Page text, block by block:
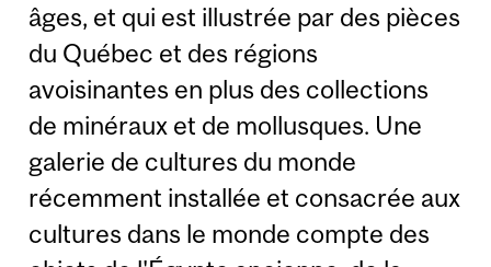
âges, et qui est illustrée par des pièces
du Québec et des régions
avoisinantes en plus des collections
de minéraux et de mollusques. Une
galerie de cultures du monde
récemment installée et consacrée aux
cultures dans le monde compte des